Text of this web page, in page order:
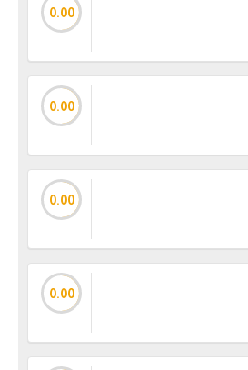
0.00
0.00
0.00
0.00